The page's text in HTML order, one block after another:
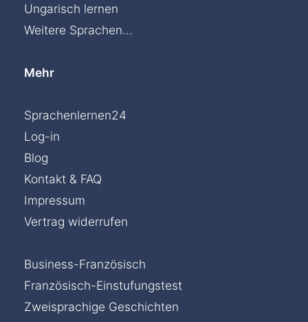
Ungarisch lernen
Weitere Sprachen...
Mehr
Sprachenlernen24
Log-in
Blog
Kontakt & FAQ
Impressum
Vertrag widerrufen
Business-Französisch
Französisch-Einstufungstest
Zweisprachige Geschichten